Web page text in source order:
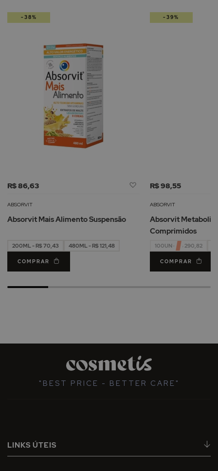
R$ 86,63
Adicionar
Lista
Desejos
ABSORVIT
Absorvit Mais Alimento Suspensão
200ML - R$ 70,43 480ML - R$ 121,48
COMPRAR
-38%
R$ 98,55
ABSORVIT
Absorvit Metabolic
Comprimidos
100UN - R$ 290,82
COMPRAR
-39%
"BEST PRICE - BETTER CARE"
LINKS ÚTEIS